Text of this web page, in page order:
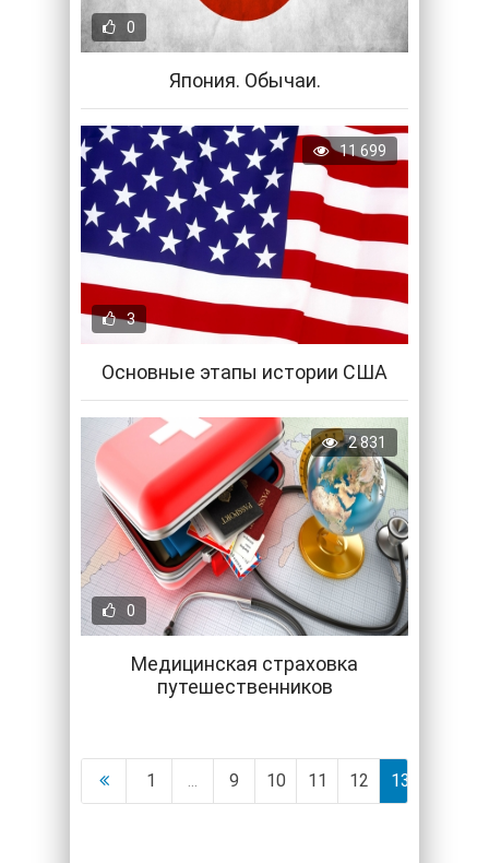
0
Япония. Обычаи.
3
11 699
Основные этапы истории США
0
2 831
Медицинская страховка
путешественников
1 ... 9 10 11 12 13